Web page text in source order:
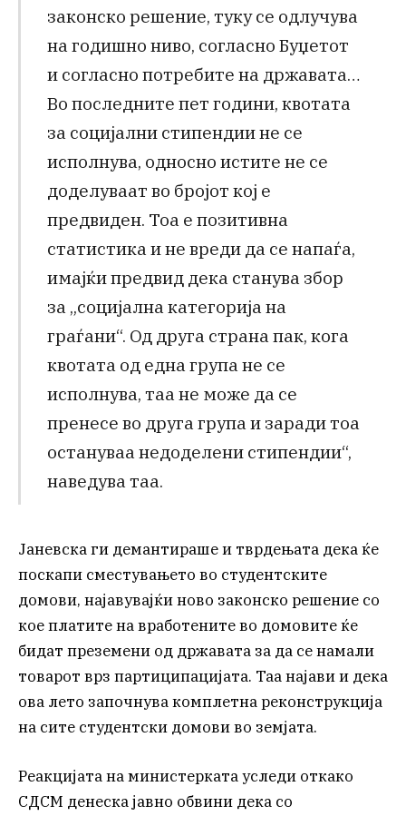
законско решение, туку се одлучува
на годишно ниво, согласно Буџетот
и согласно потребите на државата…
Во последните пет години, квотата
за социјални стипендии не се
исполнува, односно истите не се
доделуваат во бројот кој е
предвиден. Тоа е позитивна
статистика и не вреди да се напаѓа,
имајќи предвид дека станува збор
за „социјална категорија на
граѓани“. Од друга страна пак, кога
квотата од една група не се
исполнува, таа не може да се
пренесе во друга група и заради тоа
остануваа недоделени стипендии“,
наведува таа.
Јаневска ги демантираше и тврдењата дека ќе
поскапи сместувањето во студентските
домови, најавувајќи ново законско решение со
кое платите на вработените во домовите ќе
бидат преземени од државата за да се намали
товарот врз партиципацијата. Таа најави и дека
ова лето започнува комплетна реконструкција
на сите студентски домови во земјата.
Реакцијата на министерката уследи откако
СДСМ денеска јавно обвини дека со